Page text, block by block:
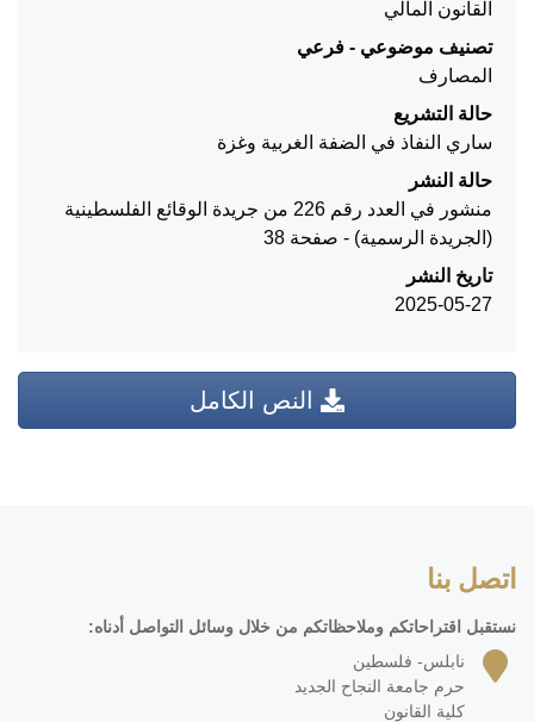
القانون المالي
تصنيف موضوعي - فرعي
المصارف
حالة التشريع
ساري النفاذ في الضفة الغربية وغزة
حالة النشر
منشور في العدد رقم 226 من جريدة الوقائع الفلسطينية
(الجريدة الرسمية) - صفحة 38
تاريخ النشر
2025-05-27
النص الكامل
اتصل بنا
نستقبل اقتراحاتكم وملاحظاتكم من خلال وسائل التواصل أدناه:
نابلس- فلسطين
حرم جامعة النجاح الجديد
كلية القانون